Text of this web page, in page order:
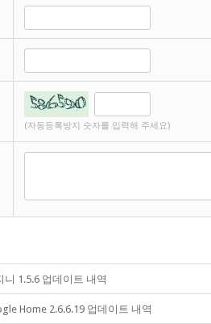
(자동등록방지 숫자를 입력해 주세요)
니 1.5.6 업데이트 내역
Home 2.6.6.19 업데이트 내역